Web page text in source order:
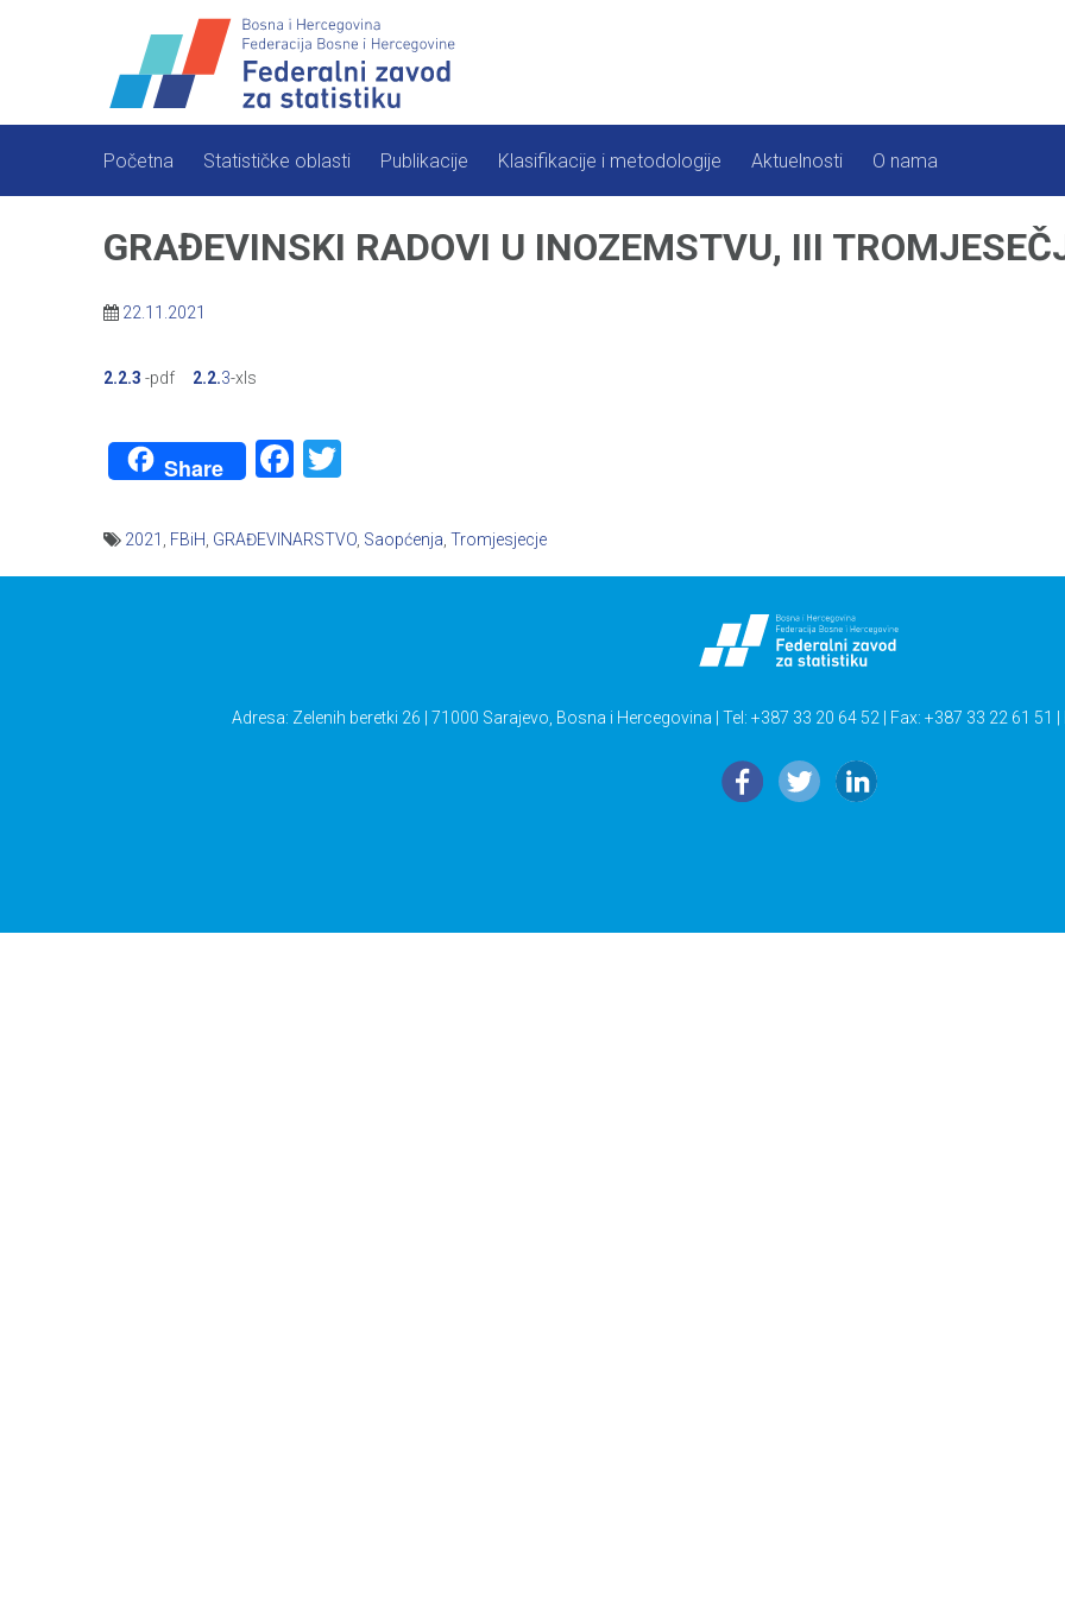
Početna Statističke oblasti Publikacije Klasifikacije i metodologije Aktuelnosti O nama
GRAĐEVINSKI RADOVI U INOZEMSTVU, III
22.11.2021
2.2.3 -pdf 2.2.3-xls
Share Facebook
2021 FBiH GRAĐEVINARSTVO Saopćenja Tromjesjecje
Adresa: Zelenih beretki 26 | 71000 Sarajevo, Bosna i Hercegovina | Tel: +387 33 20 64 52 | Fax: +387 33 22 61 51 |